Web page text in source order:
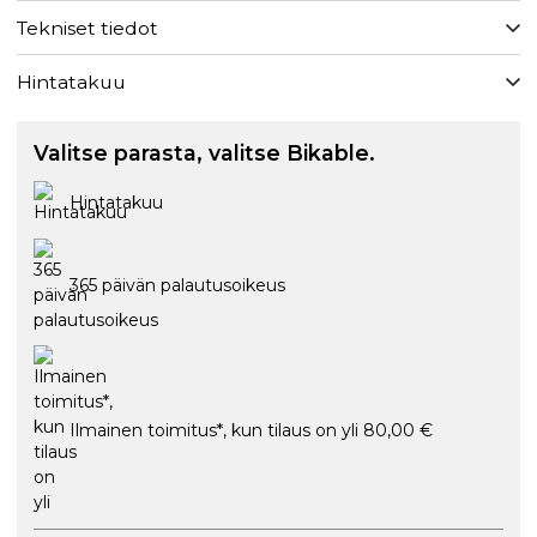
Tekniset tiedot
Hintatakuu
Valitse parasta, valitse Bikable.
Hintatakuu
365 päivän palautusoikeus
Ilmainen toimitus*, kun tilaus on yli 80,00 €